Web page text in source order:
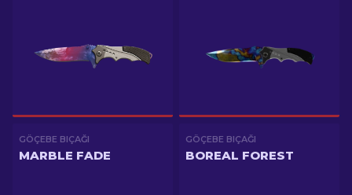
GÖÇEBE BIÇAĞI
MARBLE FADE
GÖÇEBE BIÇAĞI
BOREAL FOREST